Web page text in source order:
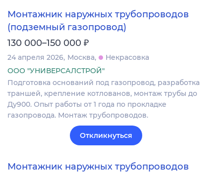
Монтажник наружных трубопроводов
(подземный газопровод)
130 000–150 000 ₽
24 апреля 2026 Москва
Некрасовка
ООО "УНИВЕРСАЛСТРОЙ"
Подготовка оснований под газопровод, разработка
траншей, крепление котлованов, монтаж трубы до
Ду900. Опыт работы от 1 года по прокладке
газопровода. Монтаж трубопроводов.
Откликнуться
Монтажник наружных трубопроводов